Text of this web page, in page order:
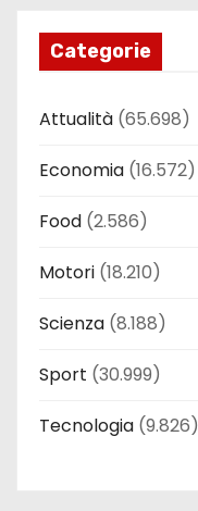
Categorie
Attualità (65.698)
Economia (16.572)
Food (2.586)
Motori (18.210)
Scienza (8.188)
Sport (30.999)
Tecnologia (9.826)